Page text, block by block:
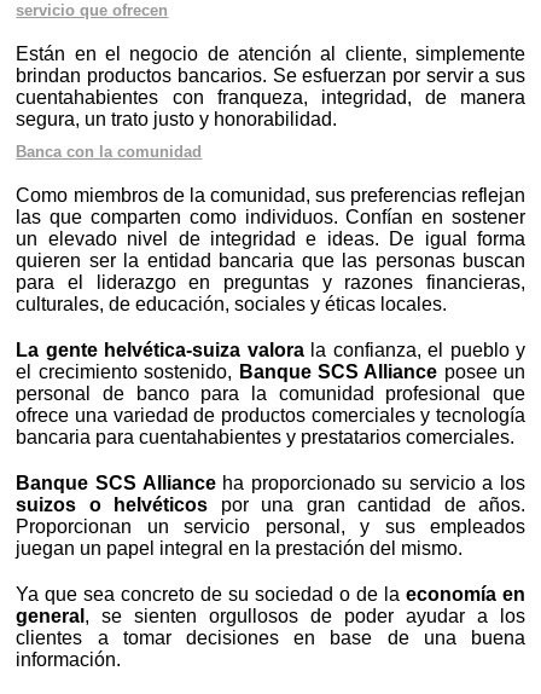
servicio que ofrecen
Están en el negocio de atención al cliente, simplemente
brindan productos bancarios. Se esfuerzan por servir a sus
cuentahabientes con franqueza, integridad, de manera
segura, un trato justo y honorabilidad.
Banca con la comunidad
Como miembros de la comunidad, sus preferencias reflejan
las que comparten como individuos. Confían en sostener
un elevado nivel de integridad e ideas. De igual forma
quieren ser la entidad bancaria que las personas buscan
para el liderazgo en preguntas y razones financieras,
culturales, de educación, sociales y éticas locales.
La gente helvética-suiza valorala confianza, el pueblo y
el crecimiento sostenido, Banque SCS Alliance posee un
personal de banco para la comunidad profesional que
ofrece una variedad de productos comerciales y tecnología
bancaria para cuentahabientes y prestatarios comerciales.
Banque SCS Allianceha proporcionado su servicio a los
suizos o helvéticos por una gran cantidad de años.
Proporcionan un servicio personal, y sus empleados
juegan un papel integral en la prestación del mismo.
Ya que sea concreto de su sociedad o de la economía en
general , se sienten orgullosos de poder ayudar a los
clientes a tomar decisiones en base de una buena
información.